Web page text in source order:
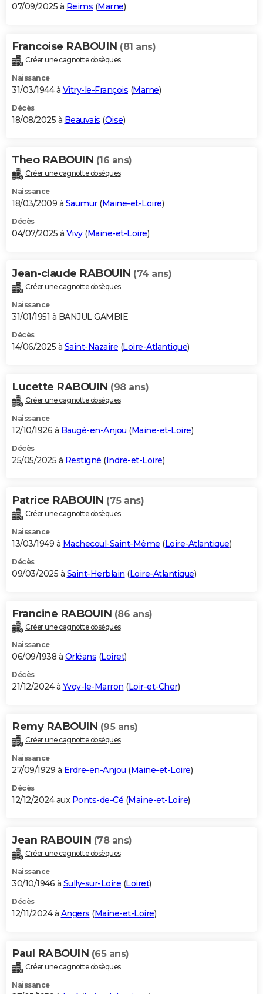
07/09/2025 à Reims (Marne)
Francoise RABOUIN (81 ans)
Créer une cagnotte obsèques
Naissance
31/03/1944 à Vitry-le-François (Marne)
Décès
18/08/2025 à Beauvais (Oise)
Theo RABOUIN (16 ans)
Créer une cagnotte obsèques
Naissance
18/03/2009 à Saumur(Maine-et-Loire)
Décès
04/07/2025 à Vivy(Maine-et-Loire)
Jean-claude RABOUIN (74 ans)
Créer une cagnotte obsèques
Naissance
31/01/1951 à BANJUL GAMBIE
Décès
14/06/2025 à Saint-Nazaire (Loire-Atlantique)
Lucette RABOUIN (98 ans)
Créer une cagnotte obsèques
Naissance
12/10/1926 à Baugé-en-Anjou (Maine-et-Loire)
Décès
25/05/2025 à Restigné (Indre-et-Loire)
Patrice RABOUIN (75 ans)
Créer une cagnotte obsèques
Naissance
13/03/1949 à Machecoul-Saint-Même (Loire-Atlantique)
Décès
09/03/2025 à Saint-Herblain (Loire-Atlantique)
Francine RABOUIN (86 ans)
Créer une cagnotte obsèques
Naissance
06/09/1938 à Orléans (Loiret)
Décès
21/12/2024 à Yvoy-le-Marron (Loir-et-Cher)
Remy RABOUIN (95 ans)
Créer une cagnotte obsèques
Naissance
27/09/1929 à Erdre-en-Anjou (Maine-et-Loire)
Décès
12/12/2024 aux Ponts-de-Cé (Maine-et-Loire)
Jean RABOUIN (78 ans)
Créer une cagnotte obsèques
Naissance
30/10/1946 à Sully-sur-Loire (Loiret)
Décès
12/11/2024 à Angers (Maine-et-Loire)
Paul RABOUIN (65 ans)
Créer une cagnotte obsèques
Naissance